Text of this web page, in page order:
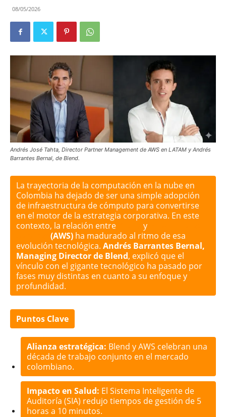
08/05/2026
Andrés José Tahta, Director Partner Management de AWS en LATAM y Andrés
Barrantes Bernal, de Blend.
La trayectoria de la computación en la nube en
Colombia ha dejado de ser una simple adopción
de infraestructura de cómputo para convertirse
en el motor de la estrategia corporativa. En este
contexto, la relación entre
y
(AWS) ha madurado al ritmo de esa
evolución tecnológica. Andrés Barrantes Bernal,
Managing Director de Blend, explicó que el
vínculo con el gigante tecnológico ha pasado por
fases muy distintas en cuanto a su enfoque y
profundidad.
Puntos Clave
Alianza estratégica: Blend y AWS celebran una
década de trabajo conjunto en el mercado
colombiano.
Impacto en Salud: El Sistema Inteligente de
Auditoría (SIA) redujo tiempos de gestión de 5
horas a 10 minutos.